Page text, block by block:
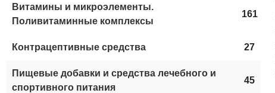
Витамины и микроэлементы.
Поливитаминные комплексы
161
Контрацептивные средства 27
Пищевые добавки и средства лечебного и
спортивного питания
45